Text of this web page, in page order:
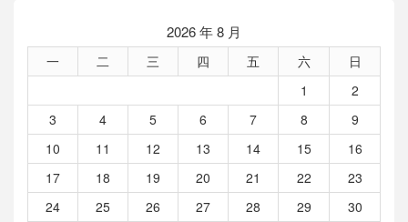
2026 年 8 月
一 二 三 四 五 六
日
1
2
3
4 5 6 7 8
9
10
11 12 13 14 15
16
17
18 19 20 21 22
23
24
25 26 27 28 29
30